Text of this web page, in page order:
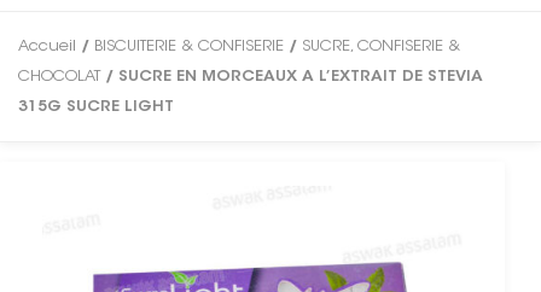
Accueil / BISCUITERIE & CONFISERIE / SUCRE, CONFISERIE &
CHOCOLAT/ SUCRE EN MORCEAUX A L’EXTRAIT DE STEVIA
315G SUCRE LIGHT